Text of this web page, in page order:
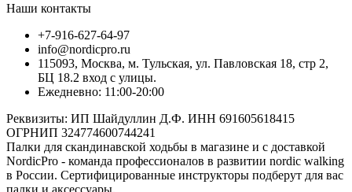
Наши контакты
+7-916-627-64-97
info@nordicpro.ru
115093, Москва, м. Тульская, ул. Павловская 18, стр 2,
БЦ 18.2 вход с улицы.
Ежедневно: 11:00-20:00
Реквизиты: ИП Шайдуллин Д.Ф. ИНН 691605618415
ОГРНИП 324774600744241
Палки для скандинавской ходьбы в магазине и с доставкой
NordicPro - команда профессионалов в развитии nordic walking
в России. Сертифицированные инструкторы подберут для вас
палки и аксессуары.